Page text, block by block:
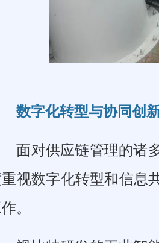
数字化转型与协同创
面对供应链管理的诸
重视数字化转型和信息
。